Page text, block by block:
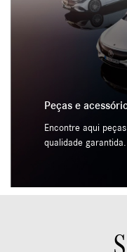
Peças e
Encontre aqui
qualidade garantida.